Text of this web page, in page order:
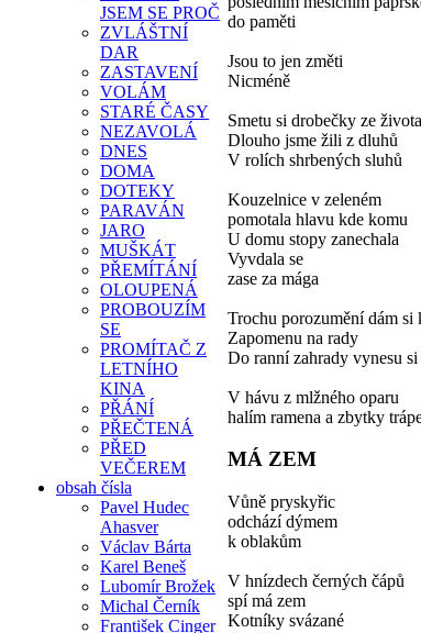
JSEM SE PROČ
ZVLÁŠTNÍ
DAR
ZASTAVENÍ
VOLÁM
STARÉ ČASY
NEZAVOLÁ
DNES
DOMA
DOTEKY
PARAVÁN
JARO
MUŠKÁT
PŘEMÍTÁNÍ
OLOUPENÁ
PROBOUZÍM
SE
PROMÍTAČ Z
LETNÍHO
KINA
PŘÁNÍ
PŘEČTENÁ
PŘED
VEČEREM
obsah čísla
Pavel Hudec
Ahasver
Václav Bárta
Karel Beneš
Lubomír Brožek
Michal Černík
František Cinger
do paměti
Jsou to jen změti
Nicméně
Smetu si drobečky ze
Dlouho jsme žili z dluhů
V rolích shrbených sluhů
Kouzelnice v zeleném
pomotala hlavu kde komu
U domu stopy zanechala
Vyvdala se
zase za mága
Trochu porozumění dám si
Zapomenu na rady
Do ranní zahrady vynesu
V hávu z mlžného oparu
halím ramena a zbytky
MÁ ZEM
Vůně pryskyřic
odchází dýmem
k oblakům
V hnízdech černých čápů
spí má zem
Kotníky svázané